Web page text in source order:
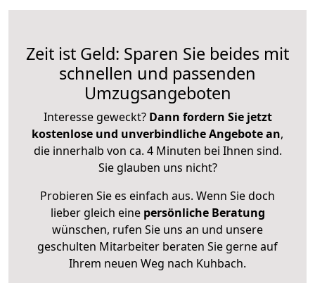
Zeit ist Geld: Sparen Sie beides mit
schnellen und passenden
Umzugsangeboten
Interesse geweckt? Dann fordern Sie jetzt
kostenlose und unverbindliche Angebote an,
die innerhalb von ca. 4 Minuten bei Ihnen sind.
Sie glauben uns nicht?
Probieren Sie es einfach aus. Wenn Sie doch
lieber gleich eine persönliche Beratung
wünschen, rufen Sie uns an und unsere
geschulten Mitarbeiter beraten Sie gerne auf
Ihrem neuen Weg nach Kuhbach.